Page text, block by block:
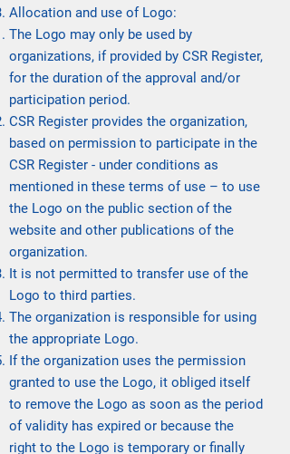
Allocation and use of Logo:
The Logo may only be used by
organizations, if provided by CSR Register,
for the duration of the approval and/or
participation period.
CSR Register provides the organization,
based on permission to participate in the
CSR Register - under conditions as
mentioned in these terms of use – to use
the Logo on the public section of the
website and other publications of the
organization.
It is not permitted to transfer use of the
Logo to third parties.
The organization is responsible for using
the appropriate Logo.
If the organization uses the permission
granted to use the Logo, it obliged itself
to remove the Logo as soon as the period
of validity has expired or because the
right to the Logo is temporary or finally